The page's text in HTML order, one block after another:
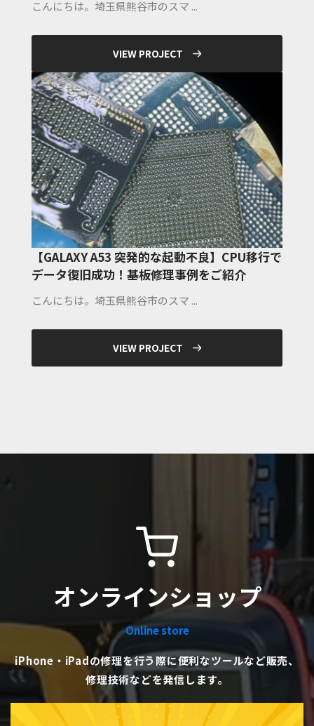
こんにちは。埼玉県熊谷市のスマ ...
VIEW PROJECT
【GALAXY A53 突発的な起動不良】CPU移行で
データ復旧成功！基板修理事例をご紹介
こんにちは。埼玉県熊谷市のスマ ...
VIEW PROJECT
オンラインショップ
Online store
iPhone・iPadの修理を行う際に便利なツールなど販売、
修理技術などを発信します。